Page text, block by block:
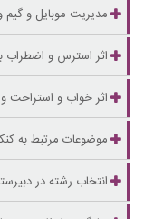
مدیریت موبایل و گیم
اثر استرس و اضطراب
اثر خواب و استراحت و
موضوعات مرتبط به
انتخاب رشته در